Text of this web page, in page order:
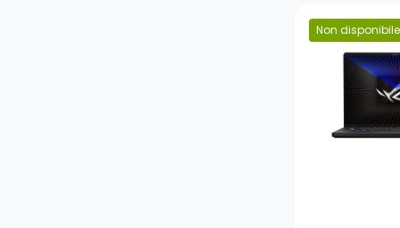
Non disponibile
Prezzo